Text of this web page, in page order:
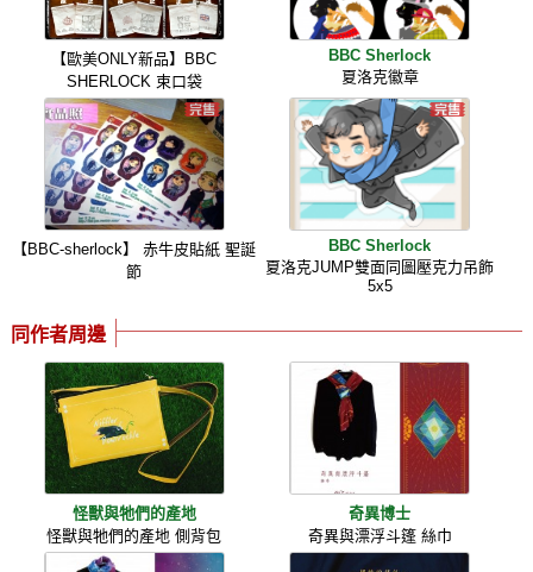
【歐美ONLY新品】BBC
SHERLOCK 束口袋
BBC Sherlock
夏洛克徽章
【BBC-sherlock】 赤牛皮貼紙 聖誕
節
BBC Sherlock
夏洛克JUMP雙面同圖壓克力吊飾
5x5
同作者周邊
怪獸與牠們的產地
怪獸與牠們的產地 側背包
奇異博士
奇異與漂浮斗篷 絲巾